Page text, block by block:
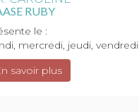
RUBY
le :
mercredi, jeudi, vendredi
savoir plus